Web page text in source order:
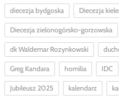
diecezja bydgoska Diecezja
Diecezja zielonogórsko-gorzowska
dk Waldemar Rozynkowski
Greg Kandara homilia IDC
Jubileusz 2025 kalendarz